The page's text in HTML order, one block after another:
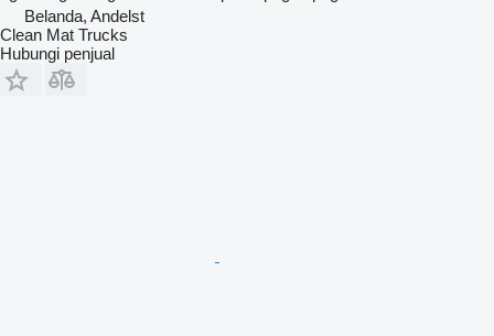
Belanda, Andelst
Clean Mat Trucks
Hubungi penjual